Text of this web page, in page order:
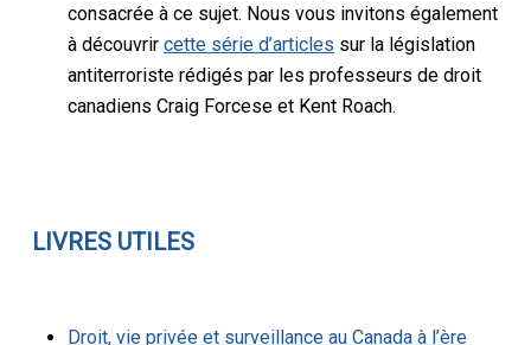
consacrée à ce sujet. Nous vous invitons également
à découvrir cette série d’articles sur la législation
antiterroriste rédigés par les professeurs de droit
canadiens Craig Forcese et Kent Roach.
LIVRES UTILES
Droit, vie privée et surveillance au Canada à l’ère